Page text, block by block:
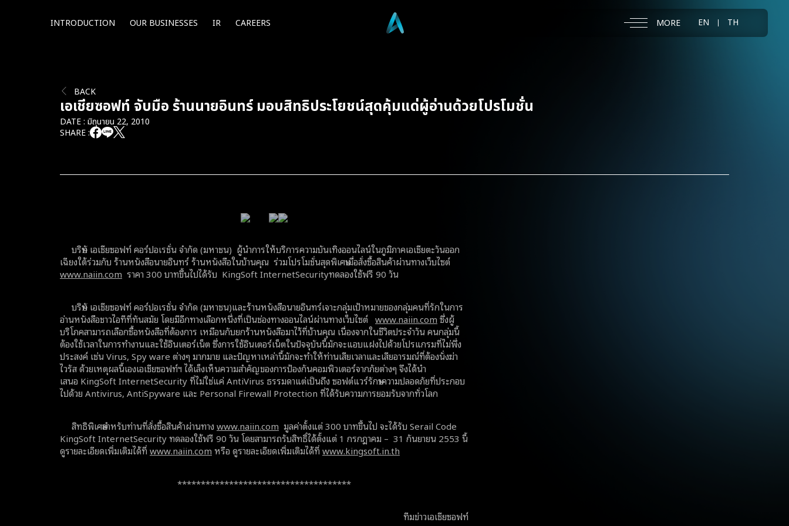
INTRODUCTION OUR BUSINESSES IR CAREERS MORE EN TH
BACK
เอเชียซอฟท์ จับมือ ร้านนายอินทร์ มอบสิทธิประโยชน์สุดคุ้มแด่ผู้อ่านด้วยโปรโมชั่น
DATE : มิถุนายน 22, 2010
SHARE :
บริษัท เอเชียซอฟท์ คอร์ปอเรชั่น จำกัด (มหาชน) ผู้นำการให้บริการความบันเทิงออนไลน์ในภูมิภาคเอเชียตะวันออก
เฉียงใต้ร่วมกับ ร้านหนังสือนายอินทร์ ร้านหนังสือในบ้านคุณ ร่วมโปรโมชั่นสุดพิเศษเมื่อสั่งซื้อสินค้าผ่านทางเว็บไซต์
www.naiin.com ราคา 300 บาทขึ้นไปได้รับ KingSoft InternetSecurityทดลองใช้ฟรี 90 วัน
บริษัท เอเชียซอฟท์ คอร์ปอเรชั่น จำกัด (มหาชน)และร้านหนังสือนายอินทร์เจาะกลุ่มเป้าหมายของกลุ่มคนที่รักในการ
อ่านหนังสือชาวไอทีที่ทันสมัย โดยมีอีกทางเลือกหนึ่งที่เป็นช่องทางออนไลน์ผ่านทางเว็บไซต์ www.naiin.com ซึ่งผู้
บริโภคสามารถเลือกซื้อหนังสือที่ต้องการ เหมือนกับยกร้านหนังสือมาไว้ที่บ้านคุณ เนื่องจากในชีวิตประจำวัน คนกลุ่มนี้
ต้องใช้เวลาในการทำงานและใช้อินเตอร์เน็ต ซึ่งการใช้อินเตอร์เน็ตในปัจจุบันนี้มักจะแอบแฝงไปด้วยโปรแกรมที่ไม่พึ่ง
ประสงค์ เช่น Virus, Spy ware ต่างๆ มากมาย และปัญหาเหล่านี้มักจะทำให้ท่านเสียเวลาและเสียอารมณ์ที่ต้องนั่งฆ่า
ไวรัส ด้วยเหตุผลนี้เองเอเชียซอฟท์ฯ ได้เล็งเห็นความสำคัญของการป้องกันคอมพิวเตอร์จากภัยต่างๆ จึงได้นำ
เสนอ KingSoft InternetSecurity ที่ไม่ใช่แค่ AntiVirus ธรรมดาแต่เป็นถึง ซอฟต์แวร์รักษาความปลอดภัยที่ประกอบ
ไปด้วย Antivirus, AntiSpyware และ Personal Firewall Protection ที่ได้รับความการยอมรับจากทั่วโลก
สิทธิพิเศษสำหรับท่านที่สั่งซื้อสินค้าผ่านทางwww.naiin.com มูลค่าตั้งแต่ 300 บาทขึ้นไป จะได้รับ Serail Code
KingSoft InternetSecurity ทดลองใช้ฟรี 90 วัน โดยสามารถรับสิทธิ์ได้ตั้งแต่ 1 กรกฎาคม – 31 กันยายน 2553 นี้
ดูรายละเอียดเพิ่มเติมได้ที่ www.naiin.com หรือ ดูรายละเอียดเพิ่มเติมได้ที่ www.kingsoft.in.th
*************************************
ทีมข่าวเอเชียซอฟท์